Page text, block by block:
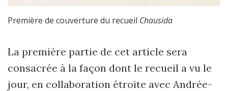
Première de couverture du recueil Chausida
La première partie de cet article sera
consacrée à la façon dont le recueil a vu le
jour, en collaboration étroite avec Andrée-